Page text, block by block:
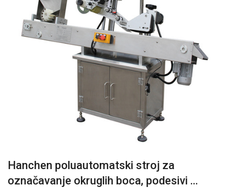
Hanchen poluautomatski stroj za
označavanje okruglih boca, podesivi ...